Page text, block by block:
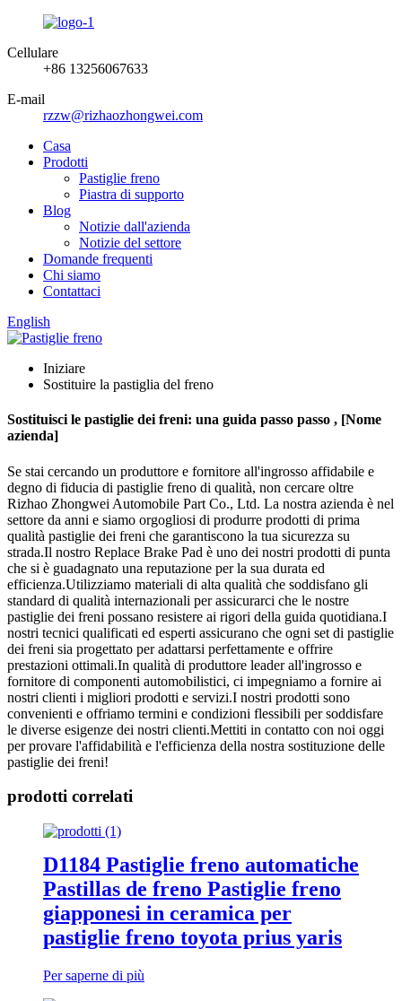
Cellulare
+86 13256067633
E-mail
rzzw@rizhaozhongwei.com
Casa
Prodotti
Pastiglie freno
Piastra di supporto
Blog
Notizie dall'azienda
Notizie del settore
Domande frequenti
Chi siamo
Contattaci
English
Iniziare
Sostituire la pastiglia del freno
Sostituisci le pastiglie dei freni: una guida passo passo , [Nome
azienda]
Se stai cercando un produttore e fornitore all'ingrosso affidabile e
degno di fiducia di pastiglie freno di qualità, non cercare oltre
Rizhao Zhongwei Automobile Part Co., Ltd. La nostra azienda è nel
settore da anni e siamo orgogliosi di produrre prodotti di prima
qualità pastiglie dei freni che garantiscono la tua sicurezza su
strada.Il nostro Replace Brake Pad è uno dei nostri prodotti di punta
che si è guadagnato una reputazione per la sua durata ed
efficienza.Utilizziamo materiali di alta qualità che soddisfano gli
standard di qualità internazionali per assicurarci che le nostre
pastiglie dei freni possano resistere ai rigori della guida quotidiana.I
nostri tecnici qualificati ed esperti assicurano che ogni set di pastiglie
dei freni sia progettato per adattarsi perfettamente e offrire
prestazioni ottimali.In qualità di produttore leader all'ingrosso e
fornitore di componenti automobilistici, ci impegniamo a fornire ai
nostri clienti i migliori prodotti e servizi.I nostri prodotti sono
convenienti e offriamo termini e condizioni flessibili per soddisfare
le diverse esigenze dei nostri clienti.Mettiti in contatto con noi oggi
per provare l'affidabilità e l'efficienza della nostra sostituzione delle
pastiglie dei freni!
prodotti correlati
D1184 Pastiglie freno automatiche
Pastillas de freno Pastiglie freno
giapponesi in ceramica per
pastiglie freno toyota prius yaris
Per saperne di più